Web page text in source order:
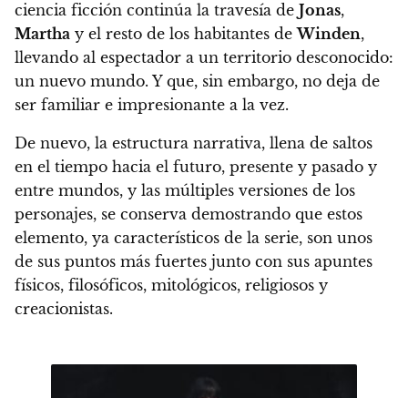
ciencia ficción continúa la travesía de Jonas,
Martha y el resto de los habitantes deWinden,
llevando al espectador a un territorio desconocido:
un nuevo mundo. Y que, sin embargo, no deja de
ser familiar e impresionante a la vez.
De nuevo, la estructura narrativa, llena de saltos
en el tiempo hacia el futuro, presente y pasado y
entre mundos, y las múltiples versiones de los
personajes, se conserva demostrando que estos
elemento, ya característicos de la serie, son unos
de sus puntos más fuertes junto con sus apuntes
físicos, filosóficos, mitológicos, religiosos y
creacionistas.